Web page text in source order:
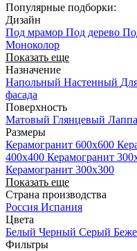
Популярные подборки:
Дизайн
Под мрамор Под дерево
Моноколор
Показать еще
Назначение
Напольный Настенный
фасада
Поверхность
Матовый Глянцевый
Размеры
Керамогранит 600x600
400х400 Керамогранит
Керамогранит 300x300
Показать еще
Страна производства
Россия Испания
Цвета
Белый Черный Серый
Фильтры